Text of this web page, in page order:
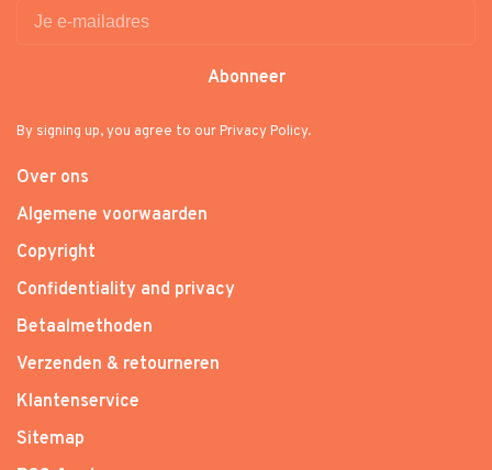
Abonneer
By signing up, you agree to our Privacy Policy.
Over ons
Algemene voorwaarden
Copyright
Confidentiality and privacy
Betaalmethoden
Verzenden & retourneren
Klantenservice
Sitemap